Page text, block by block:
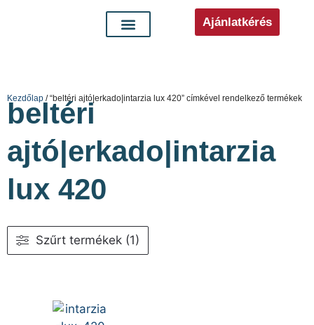
Ajánlatkérés
Kezdőlap / “beltéri ajtó|erkado|intarzia lux 420” címkével rendelkező termékek
beltéri
ajtó|erkado|intarzia
lux 420
Szűrt termékek (1)